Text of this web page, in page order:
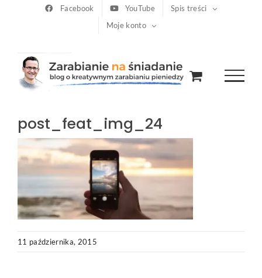
Facebook YouTube
Spis treści
Moje konto
post_feat_img_24
11 października, 2015